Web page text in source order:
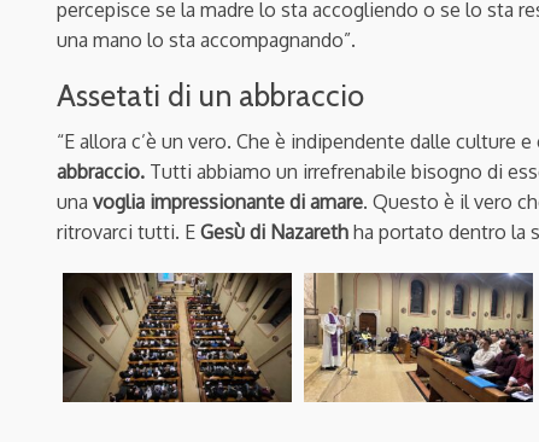
percepisce se la madre lo sta accogliendo o se lo sta
una mano lo sta accompagnando”.
Assetati di un abbraccio
“E allora c’è un vero. Che è indipendente dalle culture
abbraccio. Tutti abbiamo un irrefrenabile bisogno di
una voglia impressionante di amare. Questo è il vero
ritrovarci tutti. E Gesù di Nazareth ha portato dentro la